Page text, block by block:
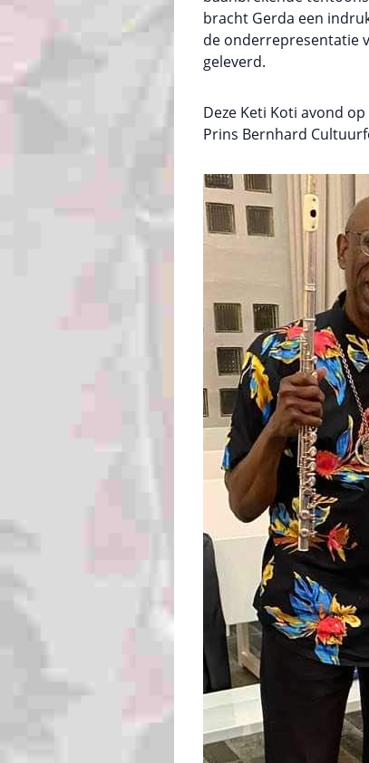
bracht Gerda een
de onderrepresentatie
geleverd.
Deze Keti Koti avond
Prins Bernhard